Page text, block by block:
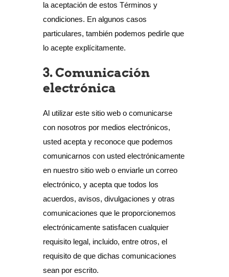
la aceptación de estos Términos y
condiciones. En algunos casos
particulares, también podemos pedirle que
lo acepte explícitamente.
3. Comunicación
electrónica
Al utilizar este sitio web o comunicarse
con nosotros por medios electrónicos,
usted acepta y reconoce que podemos
comunicarnos con usted electrónicamente
en nuestro sitio web o enviarle un correo
electrónico, y acepta que todos los
acuerdos, avisos, divulgaciones y otras
comunicaciones que le proporcionemos
electrónicamente satisfacen cualquier
requisito legal, incluido, entre otros, el
requisito de que dichas comunicaciones
sean por escrito.